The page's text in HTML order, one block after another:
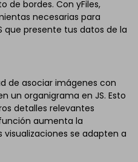
de bordes. Con yFiles,
necesarias para
que presente tus datos de la
de asociar imágenes con
un organigrama en JS. Esto
detalles relevantes
aumenta la
visualizaciones se adapten a